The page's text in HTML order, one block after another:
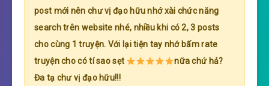
post mới nên chư vị đạo hữu nhớ xài chức năng
search trên website nhé, nhiều khi có 2, 3 posts
cho cùng 1 truyện. Với lại tiện tay nhớ bấm rate
truyện cho có tí sao sẹt
nữa chứ hả?
Đa tạ chư vị đạo hữu!!!